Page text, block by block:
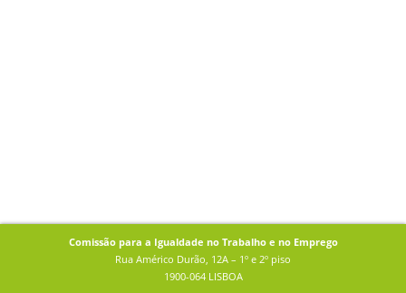
Comissão para a Igualdade no Trabalho e no Emprego
Rua Américo Durão, 12A – 1º e 2º piso
1900-064 LISBOA